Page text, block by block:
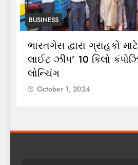
BUSINESS
ભારતગેસ દ્વારા ગ્રાહકો
લાઈટ ઝીપ’ 10 કિલો
લોન્ચિંગ
October 1, 2024